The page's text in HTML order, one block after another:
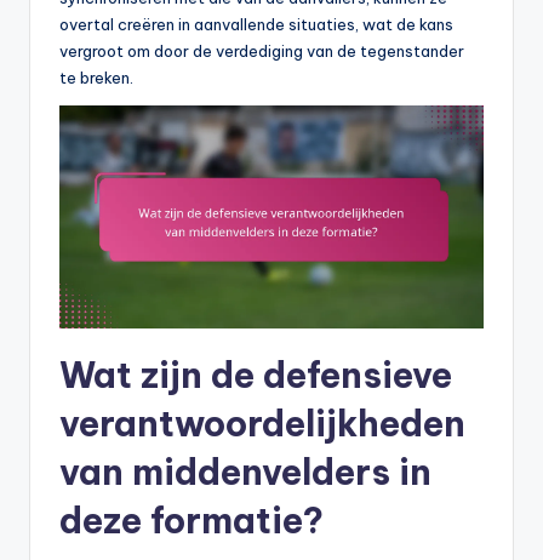
overtal creëren in aanvallende situaties, wat de kans
vergroot om door de verdediging van de tegenstander
te breken.
Wat zijn de defensieve
verantwoordelijkheden
van middenvelders in
deze formatie?